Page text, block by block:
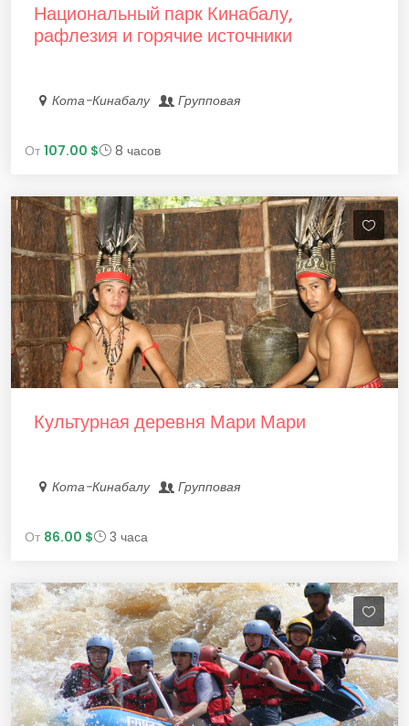
Национальный парк Кинабалу,
рафлезия и горячие источники
Кота-Кинабалу Групповая
От 107.00 $ 8 часов
Культурная деревня Мари Мари
Кота-Кинабалу Групповая
От 86.00 $ 3 часа